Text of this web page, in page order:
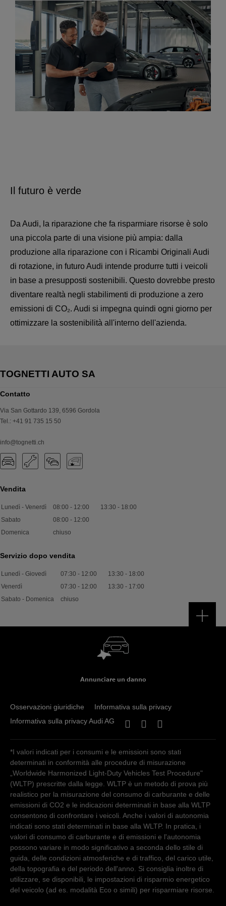
Il futuro è verde
Da Audi, la riparazione che fa risparmiare risorse è solo
una piccola parte di una visione più ampia: dalla
produzione alla riparazione con i Ricambi Originali Audi
di rotazione, in futuro Audi intende produrre tutti i veicoli
in base a presupposti sostenibili. Questo dovrebbe presto
diventare realtà negli stabilimenti di produzione a zero
emissioni di CO₂. Audi si impegna quindi ogni giorno per
ottimizzare la sostenibilità all'interno dell'azienda.
Contatto
Via San Gottardo 139 6596 Gordola
Tel. : +41 91 735 15 50
info@tognetti.ch
Vendita
Lunedì - Venerdì 08:00 - 12:00 13:30 - 18:00
Sabato
08:00 - 12:00
Domenica
chiuso
Servizio dopo vendita
Lunedì - Giovedì 07:30 - 12:00 13:30 - 18:00
Venerdì
07:30 - 12:00 13:30 - 17:00
Sabato - Domenica
chiuso
Annunciare un danno
Osservazioni giuridiche
Informativa sulla privacy
Informativa sulla privacy Audi AG
*I valori indicati per i consumi e le emissioni sono stati
determinati in conformità alle procedure di misurazione
„Worldwide Harmonized Light-Duty Vehicles Test Procedure"
(WLTP) prescritte dalla legge. WLTP è un metodo di prova più
realistico per la misurazione del consumo di carburante e delle
emissioni di CO2 e le indicazioni determinati in base alla WLTP
consentono di confrontare i veicoli. Anche i valori di autonomia
indicati sono stati determinati in base alla WLTP. In pratica, i
valori di consumo di carburante e di emissioni e l'autonomia
possono variare in modo significativo a seconda dello stile di
guida, delle condizioni atmosferiche e di traffico, del carico utile,
della topografia e del periodo dell'anno. Si consiglia inoltre di
utilizzare, se disponibili, le impostazioni di risparmio energetico
del veicolo (ad es. modalità Eco o simili) per risparmiare risorse.